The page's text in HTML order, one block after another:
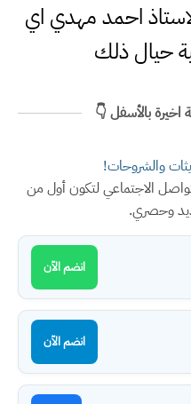
احمد مهدي اي
حيال ذلك
اخيرة بالأسفل 👇
والشروحات!
الاجتماعي لتكون أول من
وحصري.
انضم الآن
انضم الآن